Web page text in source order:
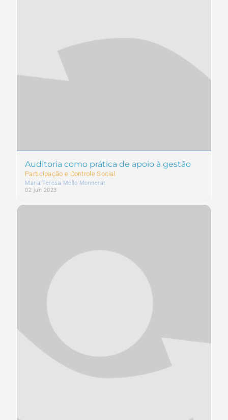
Auditoria como prática de apoio à gestão
Participação e Controle Social
Maria Teresa Mello Monnerat
02 jun 2023